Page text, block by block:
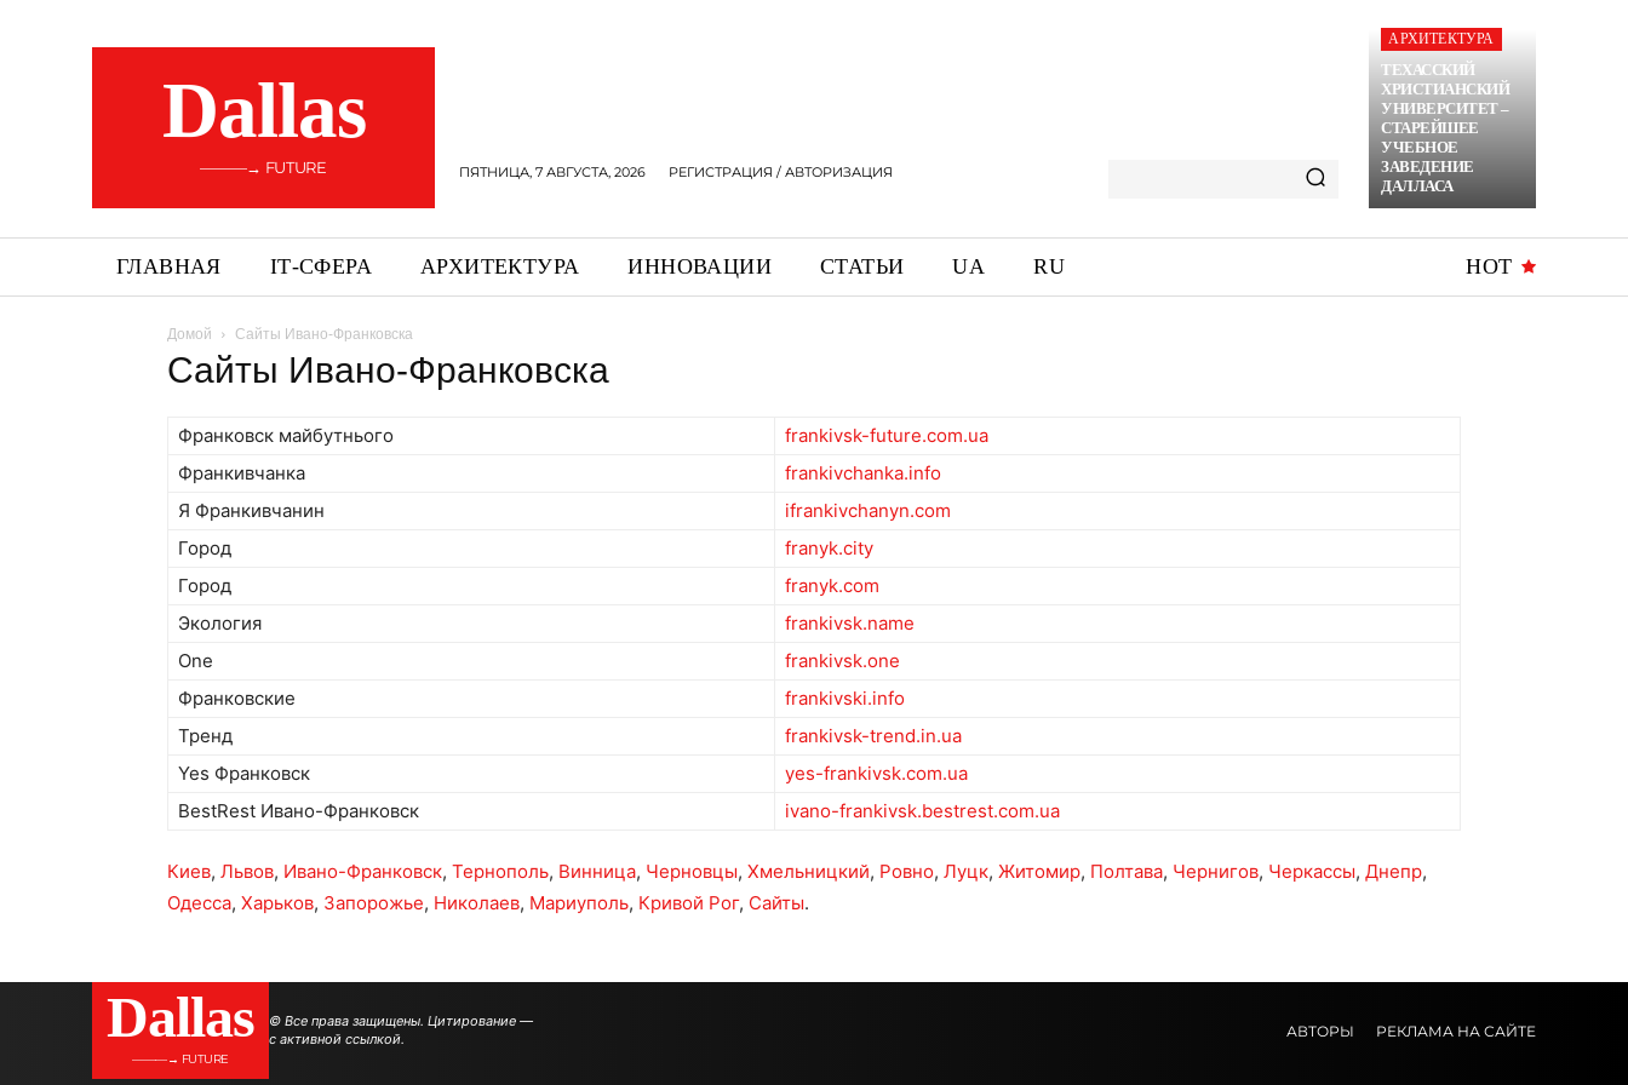
Dallas
———→ FUTURE ПЯТНИЦА, 7 АВГУСТА, 2026 РЕГИСТРАЦИЯ / АВТОРИЗАЦИЯ
АРХИТЕКТУРА
ТЕХАССКИЙ
ХРИСТИАНСКИЙ
УНИВЕРСИТЕТ –
СТАРЕЙШЕЕ
УЧЕБНОЕ
ЗАВЕДЕНИЕ
ДАЛЛАСА
ГЛАВНАЯ ІТ-СФЕРА АРХИТЕКТУРА ИННОВАЦИИ СТАТЬИ UA RU HOT
Домой Сайты Ивано-Франковска
Сайты Ивано-Франковска
Франковск майбутнього
frankivsk-future.com.ua
Франкивчанка
frankivchanka.info
Я Франкивчанин
ifrankivchanyn.com
Город
franyk.city
Город
franyk.com
Экология
frankivsk.name
One
frankivsk.one
Франковские
frankivski.info
Тренд
frankivsk-trend.in.ua
Yes Франковск
yes-frankivsk.com.ua
BestRest Ивано-Франковск
ivano-frankivsk.bestrest.com.ua
Киев, Львов, Ивано-Франковск, Тернополь, Винница, Черновцы, Хмельницкий, Ровно, Луцк, Житомир, Полтава, Чернигов, Черкассы, Днепр,
Одесса, Харьков, Запорожье, Николаев, Мариуполь, Кривой Рог, Сайты.
Dallas
———→ FUTURE
© Все права защищены. Цитирование —
с активной ссылкой.
АВТОРЫ РЕКЛАМА НА САЙТЕ